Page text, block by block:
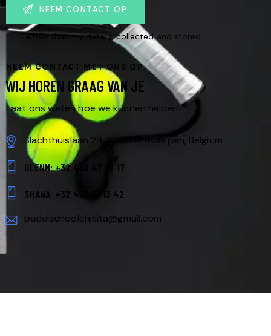
I agree that my data iscollected and stored.
NEEM CONTACT MET ONS OP
WIJ HOREN GRAAG VAN JE
Laat ons weten hoe we kunnen helpen.
Slachthuislaan 29, 2060 Antwerpen, Belgium
GLENN: +32 468 47 37 17
SHANA: +32 472 81 13 42
padelschoolchikita@gmail.com